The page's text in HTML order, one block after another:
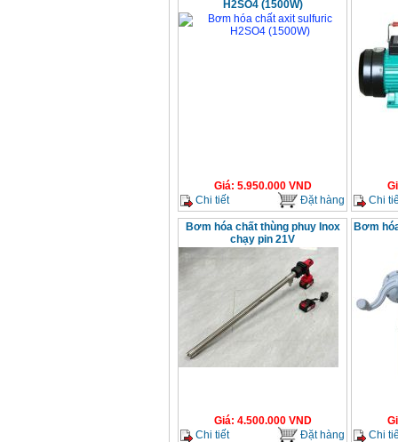
H2SO4 (1500W)
Giá: 5.950.000VND
Chi tiết
Đặt hàng
Chi
Bơm hóa chất thùng phuy Inox
chạy pin 21V
Giá: 4.500.000VND
Chi tiết
Đặt hàng
Bơm
Chi